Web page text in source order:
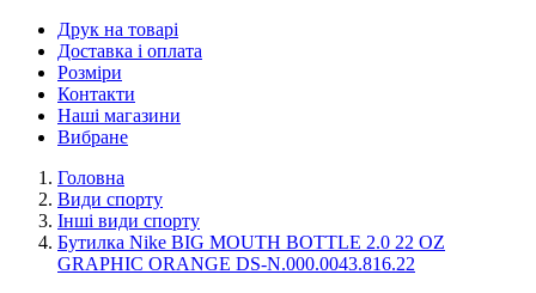
Друк на товарі
Доставка і оплата
Розміри
Контакти
Наші магазини
Вибране
Головна
Види спорту
Інші види спорту
Бутилка Nike BIG MOUTH BOTTLE 2.0 22 OZ
GRAPHIC ORANGE DS-N.000.0043.816.22